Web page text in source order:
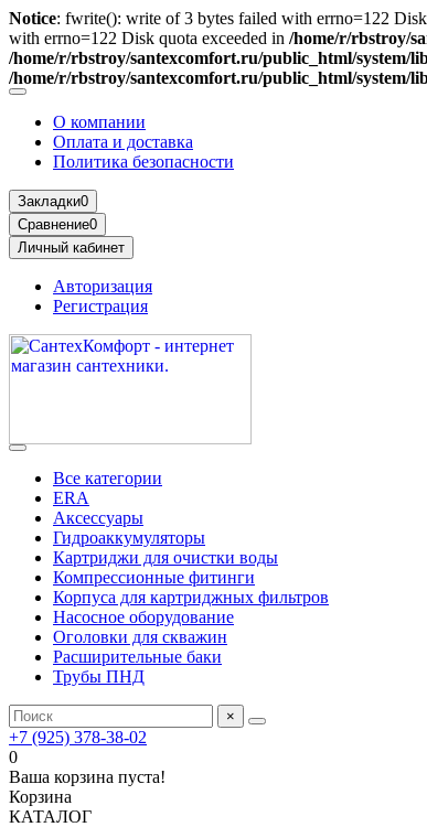
Notice: fwrite(): write of 3 bytes failed with errno=122 Disk
with errno=122 Disk quota exceeded in /home/r/rbstroy/
/home/r/rbstroy/santexcomfort.ru/public_html/system/
/home/r/rbstroy/santexcomfort.ru/public_html/system/
О компании
Оплата и доставка
Политика безопасности
Закладки0
Сравнение0
Личный кабинет
Авторизация
Регистрация
Все категории
ERA
Аксессуары
Гидроаккумуляторы
Картриджи для очистки воды
Компрессионные фитинги
Корпуса для картриджных фильтров
Насосное оборудование
Оголовки для скважин
Расширительные баки
Трубы ПНД
×
+7 (925) 378-38-02
0
Ваша корзина пуста!
Корзина
КАТАЛОГ